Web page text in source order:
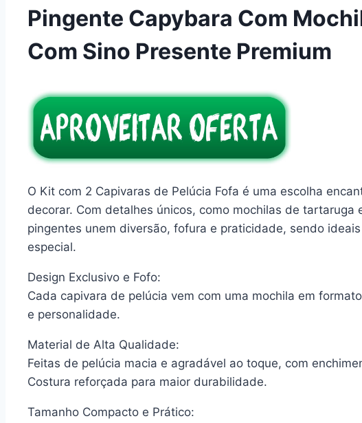
Pingente Capybara Com
Com Sino Presente Premium
O Kit com 2 Capivaras de Pelúcia Fofa é uma escolha
decorar. Com detalhes únicos, como mochilas de tartaruga
pingentes unem diversão, fofura e praticidade, sendo
especial.
Design Exclusivo e Fofo:
Cada capivara de pelúcia vem com uma mochila em
e personalidade.
Material de Alta Qualidade:
Feitas de pelúcia macia e agradável ao toque, com
Costura reforçada para maior durabilidade.
Tamanho Compacto e Prático: